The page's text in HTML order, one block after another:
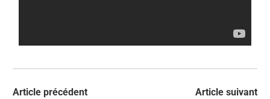
Article précédent Article suivant